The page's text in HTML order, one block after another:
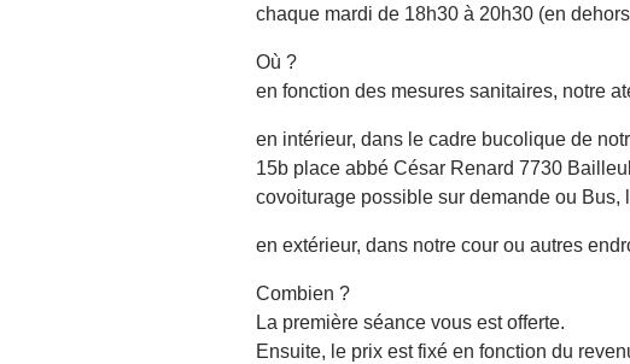
chaque mardi de 18h30 à 20h30 (en
Où ?
en fonction des mesures sanitaires, notre
en intérieur, dans le cadre bucolique de
15b place abbé César Renard 7730
covoiturage possible sur demande ou Bus,
en extérieur, dans notre cour ou autres
Combien ?
La première séance vous est offerte.
Ensuite, le prix est fixé en fonction du